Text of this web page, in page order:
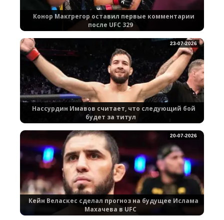
Конор Макгрегор оставил первые комментарии
после UFC 329
Нассурдин Имавов считает, что следующий бой
будет за титул
23-07-2026
Кейн Веласкес сделал прогноз на будущее Ислама
Махачева в UFC
20-07-2026